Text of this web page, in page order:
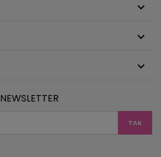



NEWSLETTER